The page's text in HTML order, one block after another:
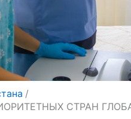
СТРАН